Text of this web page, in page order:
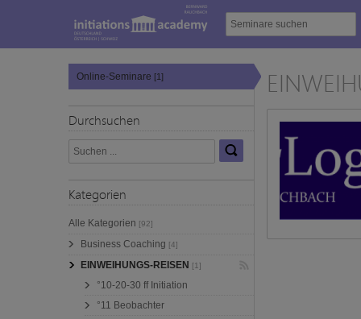
Online-Seminare [1]
Durchsuchen
Kategorien
Alle Kategorien [92]
Business Coaching [4]
EINWEIHUNGS-REISEN [1]
°10-20-30 ff Initiation
°11 Beobachter